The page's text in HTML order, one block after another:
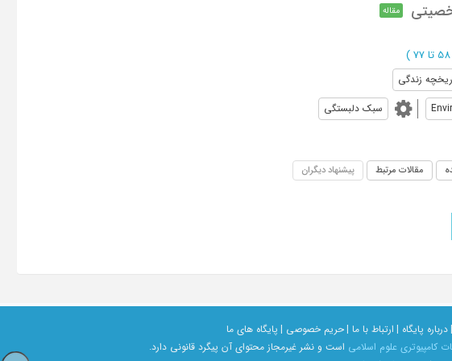
مقاله
)
زندگی
سبک دلبستگی
مقالات مرتبط پیشنهاد دیگران
درباره پایگاه | ارتباط با ما |حریم خصوصی | پایگاه های ما
کامپیوتری علوم اسلامی است و نشر غیرمجاز محتوای آن پیگرد قانونی دارد.